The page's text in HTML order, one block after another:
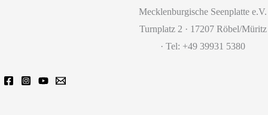
Mecklenburgische Seenplatte e.V.
Turnplatz 2 · 17207 Röbel/Müritz
· Tel: +49 39931 5380